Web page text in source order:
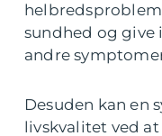
sundhed og
andre
Desuden kan en
livskvalitet ved